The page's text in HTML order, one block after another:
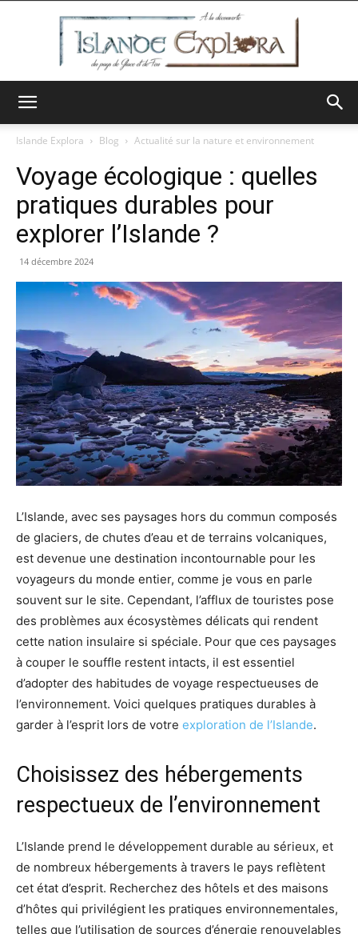
Explora
Islande Explora Blog Actualité sur la nature et environnement
Voyage écologique : quelles
pratiques durables pour
explorer l’Islande ?
14 décembre 2024
L’Islande, avec ses paysages hors du commun composés
de glaciers, de chutes d’eau et de terrains volcaniques,
est devenue une destination incontournable pour les
voyageurs du monde entier, comme je vous en parle
souvent sur le site. Cependant, l’afflux de touristes pose
des problèmes aux écosystèmes délicats qui rendent
cette nation insulaire si spéciale. Pour que ces paysages
à couper le souffle restent intacts, il est essentiel
d’adopter des habitudes de voyage respectueuses de
l’environnement. Voici quelques pratiques durables à
garder à l’esprit lors de votre exploration de l’Islande.
Choisissez des hébergements
respectueux de l’environnement
L’Islande prend le développement durable au sérieux, et
de nombreux hébergements à travers le pays reflètent
cet état d’esprit. Recherchez des hôtels et des maisons
d’hôtes qui privilégient les pratiques environnementales,
telles que l’utilisation de sources d’énergie renouvelables